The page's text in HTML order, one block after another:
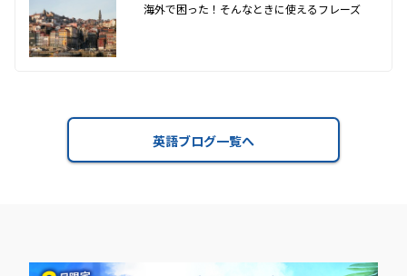
海外で困った！そんなときに使えるフレーズ
英語ブログ一覧へ